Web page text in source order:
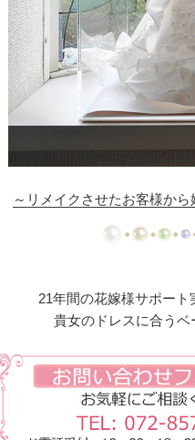
ードレス
【ドレスリメイク】総
レス
【ドレスリメイク】オ
ビードレス
【ドレスリメイク】ふ
【ドレスリメイク】レ
【ドレスリメイク】ベ
【ドレスリメイク】ア
ニチュアドレス
～リメイクさせたお客様か
21年間の花嫁様サポー
貴女のドレスに合う